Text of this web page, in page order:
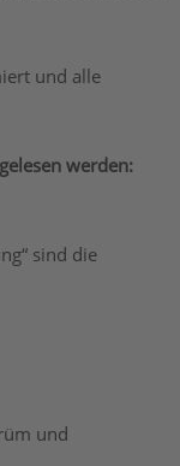
und alle
werden:
sind die
und